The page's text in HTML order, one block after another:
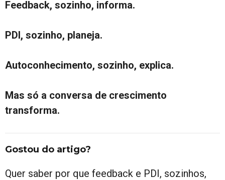
Feedback, sozinho, informa.
PDI, sozinho, planeja.
Autoconhecimento, sozinho, explica.
Mas só a conversa de crescimento
transforma.
Gostou do artigo?
Quer saber por que feedback e PDI, sozinhos,